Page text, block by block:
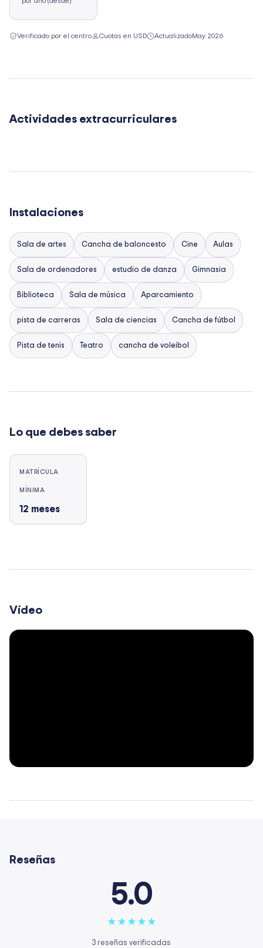
Verificado por el centro Cuotas en USD ActualizadoMay 2026
Actividades extracurriculares
Instalaciones
Sala de artes Cancha de baloncesto Cine Aulas
Sala de ordenadores estudio de danza Gimnasia
Biblioteca Sala de música Aparcamiento
pista de carreras Sala de ciencias Cancha de fútbol
Pista de tenis Teatro cancha de voleibol
Lo que debes saber
MATRÍCULA
MÍNIMA
12 meses
Vídeo
Reseñas
5.0
★ ★ ★ ★ ★
3 reseñas verificadas